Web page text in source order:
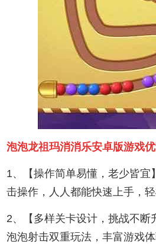
泡泡龙祖玛消消乐安卓版游戏
1、【操作简单易懂，老少皆宜
击操作，人人都能快速上手，
2、【多样关卡设计，挑战不断
泡泡射击双重玩法，丰富游戏